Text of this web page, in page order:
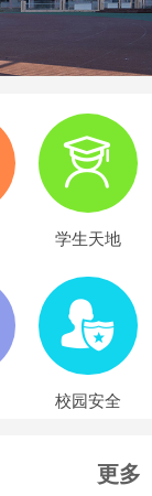
学生天地
校园安全
更多